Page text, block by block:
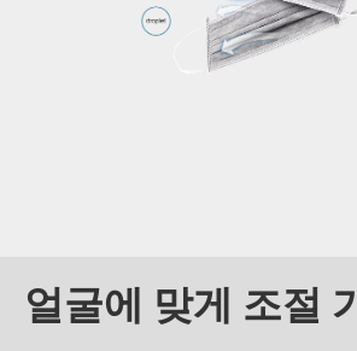
얼굴에 맞게 조절